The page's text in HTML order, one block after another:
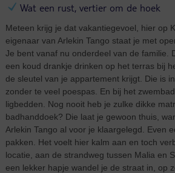
Wat een rust, vertier om de hoek
Meteen krijg je dat vakantiegevoel, hier op
eigenaar van Arlekin Tango staat je met
Je bent vanaf nu onderdeel van de familie.
een koud drankje drinken op het terras bij
de sleutel van je appartement krijgt. Die is
zonder te veel poespas. En bij het
ligbedden. Nog nooit heb je zulke dikke
badhanddoek? Die laat je gewoon thuis,
Arlekin Tango al voor je klaargelegd. Even
pakken. Het voelt hier kalm aan en toch
locatie, aan de strandweg tussen Malia en
een lekker hapje wandel je de straat in, op